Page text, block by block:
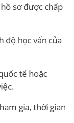
sơ được chấp
độ học vấn của
tế hoặc
gia, thời gian